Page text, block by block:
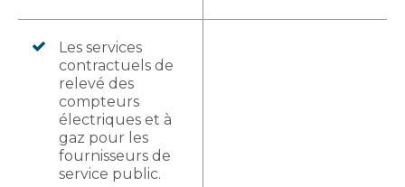
Les services
contractuels de
relevé des
compteurs
électriques et à
gaz pour les
fournisseurs de
service public.